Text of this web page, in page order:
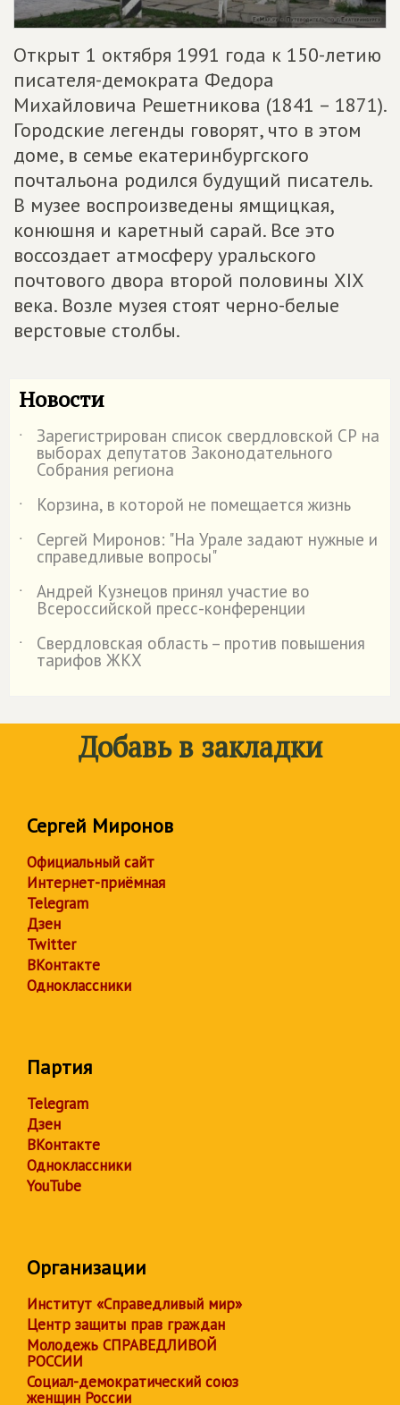
Открыт 1 октября 1991 года к 150-летию
писателя-демократа Федора
Михайловича Решетникова (1841 – 1871).
Городские легенды говорят, что в этом
доме, в семье екатеринбургского
почтальона родился будущий писатель.
В музее воспроизведены ямщицкая,
конюшня и каретный сарай. Все это
воссоздает атмосферу уральского
почтового двора второй половины XIX
века. Возле музея стоят черно-белые
верстовые столбы.
Новости
˙ Зарегистрирован список свердловской СР на
выборах депутатов Законодательного
Собрания региона
˙
Корзина, в которой не помещается жизнь
˙
Сергей Миронов: "На Урале задают нужные и
справедливые вопросы"
˙
Андрей Кузнецов принял участие во
Всероссийской пресс-конференции
˙
Свердловская область – против повышения
тарифов ЖКХ
Добавь в закладки
Сергей Миронов
Официальный сайт
Интернет-приёмная
Telegram
Дзен
Twitter
ВКонтакте
Одноклассники
Партия
Telegram
Дзен
ВКонтакте
Одноклассники
YouTube
Организации
Институт «Справедливый мир»
Центр защиты прав граждан
Молодежь СПРАВЕДЛИВОЙ
РОССИИ
Социал-демократический союз
женщин России